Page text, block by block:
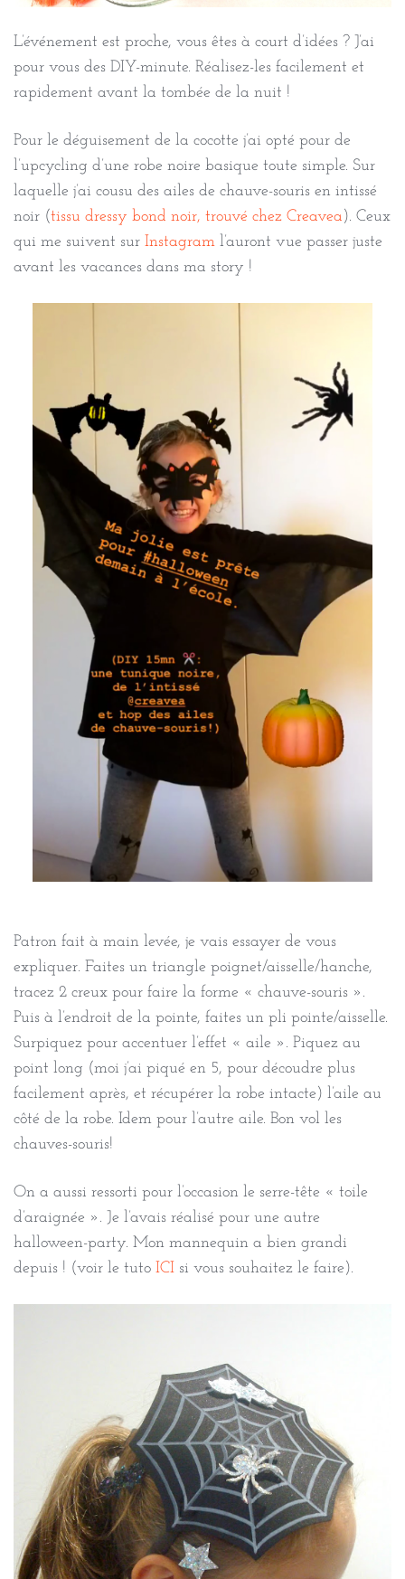
L’événement est proche, vous êtes à court d’idées ? J’ai
pour vous des DIY-minute. Réalisez-les facilement et
rapidement avant la tombée de la nuit !
Pour le déguisement de la cocotte j’ai opté pour de
l’upcycling d’une robe noire basique toute simple. Sur
laquelle j’ai cousu des ailes de chauve-souris en intissé
noir (tissu dressy bond noir, trouvé chez Creavea). Ceux
qui me suivent sur Instagram l’auront vue passer juste
avant les vacances dans ma story !
Patron fait à main levée, je vais essayer de vous
expliquer. Faites un triangle poignet/aisselle/hanche,
tracez 2 creux pour faire la forme « chauve-souris ».
Puis à l’endroit de la pointe, faites un pli pointe/aisselle.
Surpiquez pour accentuer l’effet « aile ». Piquez au
point long (moi j’ai piqué en 5, pour découdre plus
facilement après, et récupérer la robe intacte) l’aile au
côté de la robe. Idem pour l’autre aile. Bon vol les
chauves-souris!
On a aussi ressorti pour l’occasion le serre-tête « toile
d’araignée ». Je l’avais réalisé pour une autre
halloween-party. Mon mannequin a bien grandi
depuis ! (voir le tuto ICI si vous souhaitez le faire).